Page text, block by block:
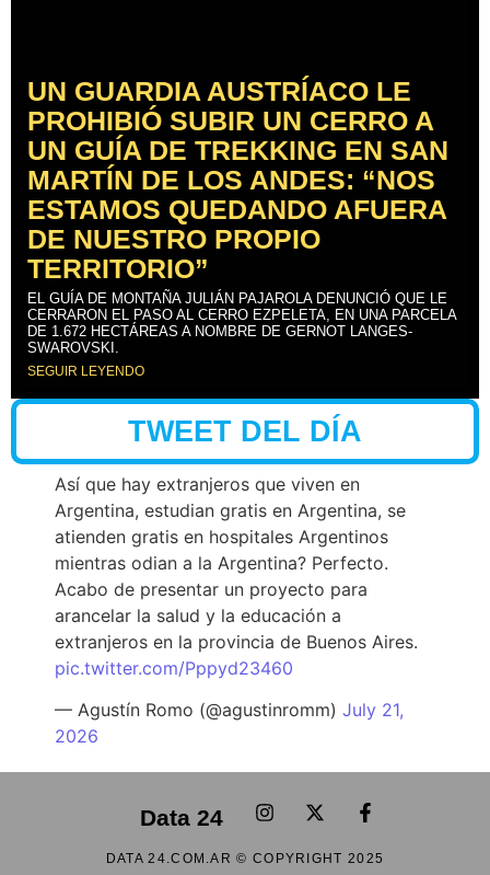
UN GUARDIA AUSTRÍACO LE
PROHIBIÓ SUBIR UN CERRO A
UN GUÍA DE TREKKING EN SAN
MARTÍN DE LOS ANDES: “NOS
ESTAMOS QUEDANDO AFUERA
DE NUESTRO PROPIO
TERRITORIO”
EL GUÍA DE MONTAÑA JULIÁN PAJAROLA DENUNCIÓ QUE LE
CERRARON EL PASO AL CERRO EZPELETA, EN UNA PARCELA
DE 1.672 HECTÁREAS A NOMBRE DE GERNOT LANGES-
SWAROVSKI.
SEGUIR LEYENDO
TWEET DEL DÍA
Así que hay extranjeros que viven en
Argentina, estudian gratis en Argentina, se
atienden gratis en hospitales Argentinos
mientras odian a la Argentina? Perfecto.
Acabo de presentar un proyecto para
arancelar la salud y la educación a
extranjeros en la provincia de Buenos Aires.
pic.twitter.com/Pppyd23460
— Agustín Romo (@agustinromm) July 21,
2026
Data 24
DATA 24.COM.AR © COPYRIGHT 2025